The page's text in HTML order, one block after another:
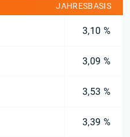
JAHRESBASIS
3,10 %
3,09 %
3,53 %
3,39 %